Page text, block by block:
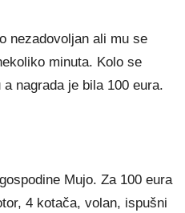
nezadovoljan ali mu se
minuta. Kolo se
nagrada je bila 100 eura.
Mujo. Za 100 eura
4 kotača, volan, ispušni